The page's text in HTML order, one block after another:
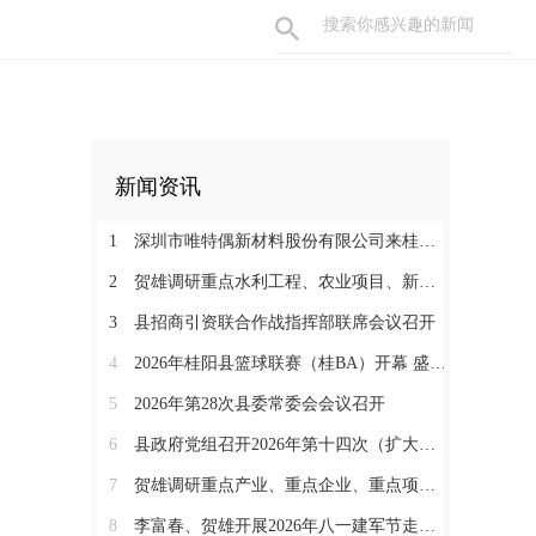
新闻资讯
1 深圳市唯特偶新材料股份有限公司来桂考察洽谈
2 贺雄调研重点水利工程、农业项目、新能源项目和督导防溺水安全等工作
3 县招商引资联合作战指挥部联席会议召开
4 2026年桂阳县篮球联赛（桂BA）开幕 盛夏赛事燃动体育热情
5 2026年第28次县委常委会会议召开
6 县政府党组召开2026年第十四次（扩大）会议
7 贺雄调研重点产业、重点企业、重点项目暨督导消防安全隐患整改工作
8 李富春、贺雄开展2026年八一建军节走访慰问活动